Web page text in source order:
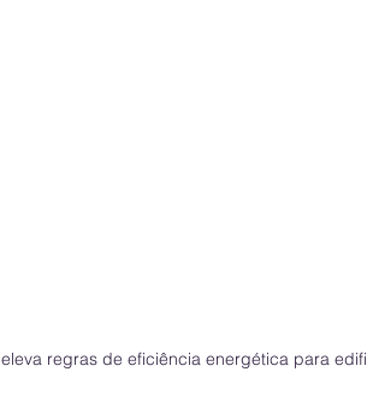
regras de eficiência energética para